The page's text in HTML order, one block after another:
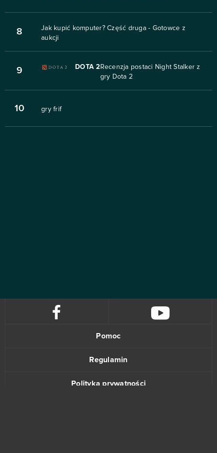
8
Jak kupić komputer? Część druga - Gotowce z
aukcji
9 DOTA 2 Recenzja postaci Night Stalker z
gry Dota 2
10 gry frif
Pomoc
Regulamin
Polityka prywatności